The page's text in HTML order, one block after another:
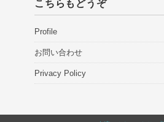
こちらもどうぞ
Profile
お問い合わせ
Privacy Policy